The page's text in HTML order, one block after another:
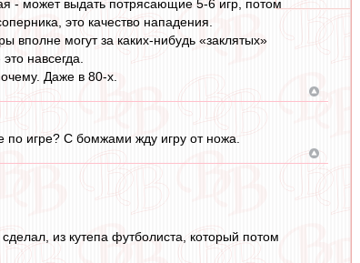
- может выдать потрясающие 5-6 игр, потом
это качество нападения.
могут за каких-нибудь «заклятых»
навсегда.
Даже в 80-х.
игре? С бомжами жду игру от ножа.
из кутепа футболиста, который потом